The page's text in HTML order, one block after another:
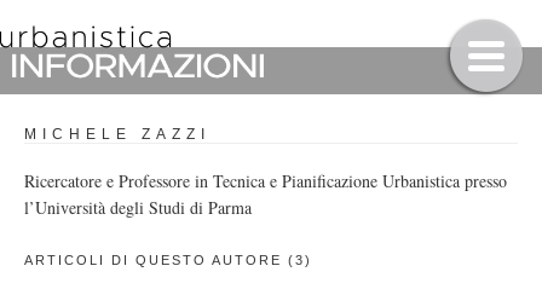
MICHELE ZAZZI
Ricercatore e Professore in Tecnica e Pianificazione Urbanistica presso
l’Università degli Studi di Parma
ARTICOLI DI QUESTO AUTORE (3)